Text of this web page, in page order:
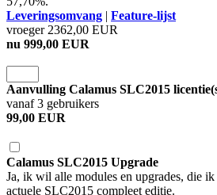
Leveringsomvang | Feature-lijst
vroeger 2362,00 EUR
nu 999,00 EUR
Aanvulling Calamus SLC2015
vanaf 3 gebruikers
99,00 EUR
Calamus SLC2015 Upgrade
Ja, ik wil alle modules en upgrades, die
actuele SLC2015 compleet editie.